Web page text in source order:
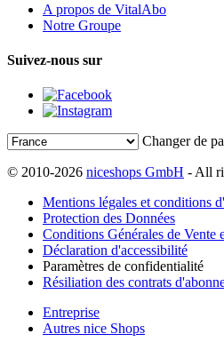
A propos de VitalAbo
Notre Groupe
Suivez-nous sur
Changer de
© 2010-2026 niceshops GmbH - All
Mentions légales et conditions
Protection des Données
Conditions Générales de Vente
Déclaration d'accessibilité
Paramètres de confidentialité
Résiliation des contrats
Entreprise
Autres nice Shops